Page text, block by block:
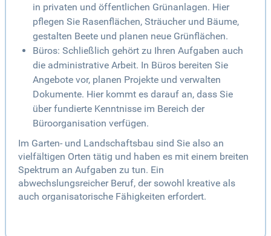
in privaten und öffentlichen Grünanlagen. Hier
pflegen Sie Rasenflächen, Sträucher und Bäume,
gestalten Beete und planen neue Grünflächen.
Büros: Schließlich gehört zu Ihren Aufgaben auch
die administrative Arbeit. In Büros bereiten Sie
Angebote vor, planen Projekte und verwalten
Dokumente. Hier kommt es darauf an, dass Sie
über fundierte Kenntnisse im Bereich der
Büroorganisation verfügen.
Im Garten- und Landschaftsbau sind Sie also an
vielfältigen Orten tätig und haben es mit einem breiten
Spektrum an Aufgaben zu tun. Ein
abwechslungsreicher Beruf, der sowohl kreative als
auch organisatorische Fähigkeiten erfordert.